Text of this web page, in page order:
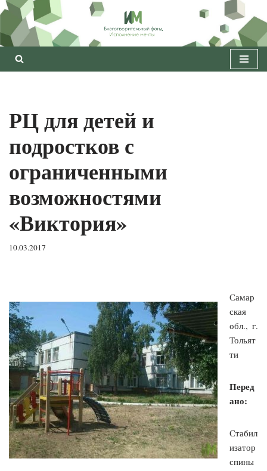
Перейти
к
содержимому
РЦ для детей и
подростков с
ограниченными
возможностями
«Виктория»
10.03.2017
Самар
ская
обл., г.
Тольят
ти
Перед
ано:
Стабил
изатор
спины